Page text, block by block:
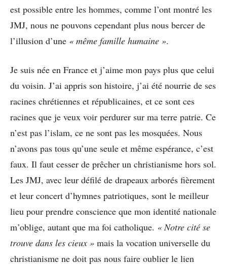
est possible entre les hommes, comme l’ont montré les
JMJ, nous ne pouvons cependant plus nous bercer de
l’illusion d’une « même famille humaine ».
Je suis née en France et j’aime mon pays plus que celui
du voisin. J’ai appris son histoire, j’ai été nourrie de ses
racines chrétiennes et républicaines, et ce sont ces
racines que je veux voir perdurer sur ma terre patrie. Ce
n’est pas l’islam, ce ne sont pas les mosquées. Nous
n’avons pas tous qu’une seule et même espérance, c’est
faux. Il faut cesser de prêcher un christianisme hors sol.
Les JMJ, avec leur défilé de drapeaux arborés fièrement
et leur concert d’hymnes patriotiques, sont le meilleur
lieu pour prendre conscience que mon identité nationale
m’oblige, autant que ma foi catholique. « Notre cité se
trouve dans les cieux » mais la vocation universelle du
christianisme ne doit pas nous faire oublier le lien